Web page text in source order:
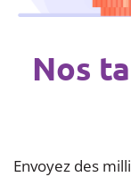
Nos
Envoyez des